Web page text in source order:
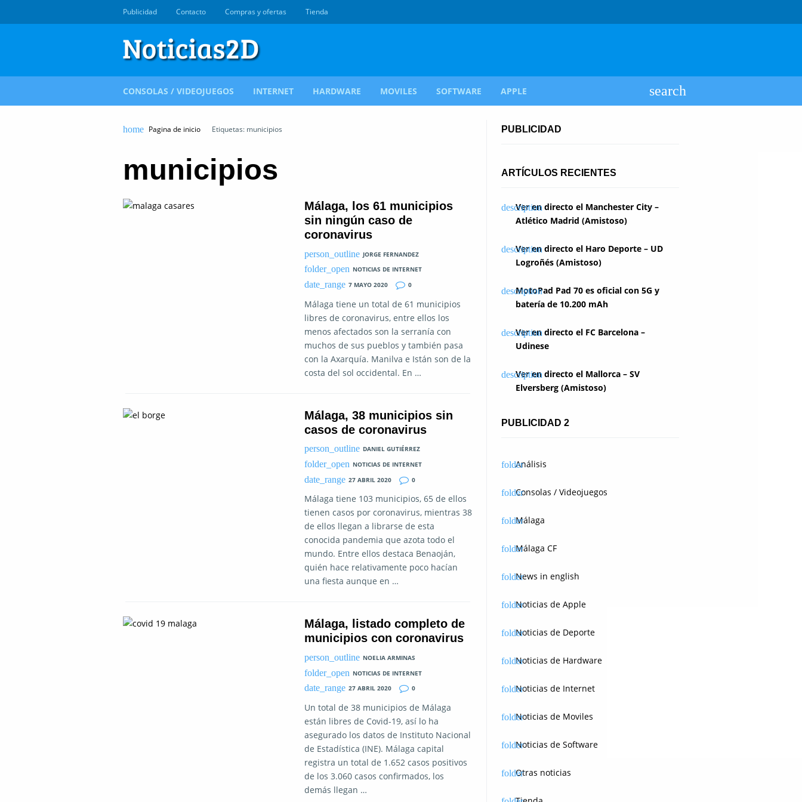
Publicidad Contacto Compras y ofertas Tienda
CONSOLAS / VIDEOJUEGOS INTERNET HARDWARE MOVILES SOFTWARE APPLE
Pagina de inicio Etiquetas: municipios
municipios
Málaga, los 61 municipios
sin ningún caso de
coronavirus
JORGE FERNANDEZ
NOTICIAS DE INTERNET
7 MAYO 2020
0
Málaga tiene un total de 61 municipios
libres de coronavirus, entre ellos los
menos afectados son la serranía con
muchos de sus pueblos y también pasa
con la Axarquía. Manilva e Istán son de la
costa del sol occidental. En …
Málaga, 38 municipios sin
casos de coronavirus
DANIEL GUTIÉRREZ
NOTICIAS DE INTERNET
27 ABRIL 2020
0
Málaga tiene 103 municipios, 65 de ellos
tienen casos por coronavirus, mientras 38
de ellos llegan a librarse de esta
conocida pandemia que azota todo el
mundo. Entre ellos destaca Benaoján,
quién hace relativamente poco hacían
una fiesta aunque en …
Málaga, listado completo de
municipios con coronavirus
NOELIA ARMINAS
NOTICIAS DE INTERNET
27 ABRIL 2020
0
Un total de 38 municipios de Málaga
están libres de Covid-19, así lo ha
asegurado los datos de Instituto Nacional
de Estadística (INE). Málaga capital
registra un total de 1.652 casos positivos
de los 3.060 casos confirmados, los
demás llegan …
PUBLICIDAD
ARTÍCULOS RECIENTES
Ver en directo el Manchester City –
Atlético Madrid (Amistoso)
Ver en directo el Haro Deporte – UD
Logroñés (Amistoso)
MotoPad Pad 70 es oficial con 5G y
batería de 10.200 mAh
Ver en directo el FC Barcelona –
Udinese
Ver en directo el Mallorca – SV
Elversberg (Amistoso)
PUBLICIDAD 2
Análisis
Consolas / Videojuegos
Málaga
Málaga CF
News in english
Noticias de Apple
Noticias de Deporte
Noticias de Hardware
Noticias de Internet
Noticias de Moviles
Noticias de Software
Otras noticias